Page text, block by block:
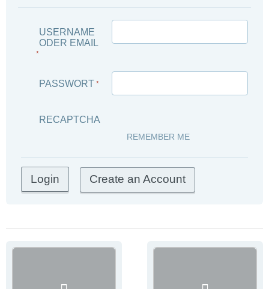
USERNAME
ODER EMAIL
*
PASSWORT *
RECAPTCHA
REMEMBER ME
Create an Account